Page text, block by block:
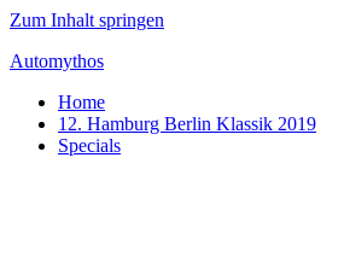
Zum Inhalt springen
Automythos
Home
12. Hamburg Berlin Klassik 2019
Specials